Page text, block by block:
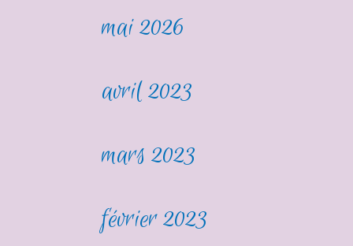
mai 2026
avril 2023
mars 2023
février 2023